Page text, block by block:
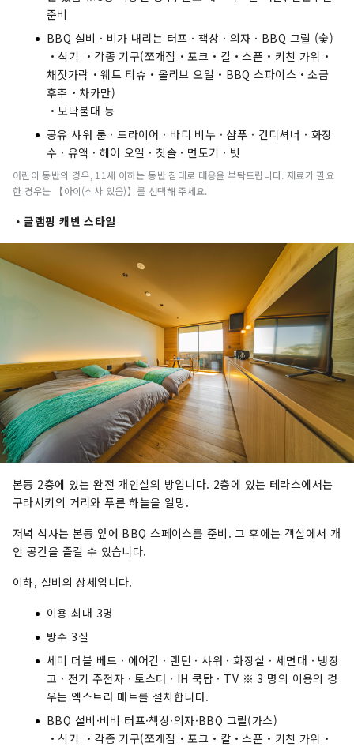
준비
BBQ 설비 · 비가 내리는 터프 · 책상 · 의자 · BBQ 그릴 (숯)
・식기 ・각종 기구(쪼개짐・포크・칼・스푼・키친 가위・
채젓가락・웨트 티슈・올리브 오일・BBQ 스파이스・소금
후추・차카만)
・모닥불대 등
공유 샤워 룸 · 드라이어 · 바디 비누 · 샴푸 · 컨디셔너 · 화장
수 · 유액 · 헤어 오일 · 칫솔 · 면도기 · 빗
어린이 동반의 경우, 11세 이하는 동반 침대로 대응을 부탁드립니다. 재료가 필요
한 경우는 【아이(식사 있음)】를 선택해 주세요.
・글램핑 캐빈 스타일
본동 2층에 있는 완전 개인실의 방입니다. 2층에 있는 테라스에서는
구라시키의 거리와 푸른 하늘을 일망.
저녁 식사는 본동 앞에 BBQ 스페이스를 준비. 그 후에는 객실에서 개
인 공간을 즐길 수 있습니다.
이하, 설비의 상세입니다.
이용 최대 3명
방수 3실
세미 더블 베드 · 에어컨 · 랜턴 · 샤워 · 화장실 · 세면대 · 냉장
고 · 전기 주전자 · 토스터 · IH 쿡탑 · TV ※ 3 명의 이용의 경
우는 엑스트라 매트를 설치합니다.
BBQ 설비·비비 터프·책상·의자·BBQ 그릴(가스)
・식기 ・각종 기구(쪼개짐・포크・칼・스푼・키친 가위・